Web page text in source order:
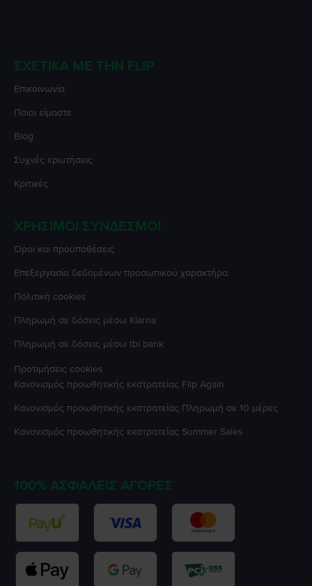
ΣΧΕΤΙΚΆ ΜΕ ΤΗΝ FLIP
Επικοινωνία
Ποιοι είμαστε
Blog
Συχνές ερωτήσεις
Κριτικές
ΧΡΉΣΙΜΟΙ ΣΎΝΔΕΣΜΟΙ
Όροι και προϋποθέσεις
Επεξεργασία δεδομένων προσωπικού χαρακτήρα
Πολιτική cookies
Πληρωμή σε δόσεις μέσω Klarna
Πληρωμή σε δόσεις μέσω tbi bank
Προτιμήσεις cookies
Κανονισμός προωθητικής εκστρατείας Flip Again
Κανονισμός προωθητικής εκστρατείας Πληρωμή σε 10 μέρες
Κανονισμός προωθητικής εκστρατείας Summer Sales
100% ΑΣΦΑΛΕΊΣ ΑΓΟΡΈΣ